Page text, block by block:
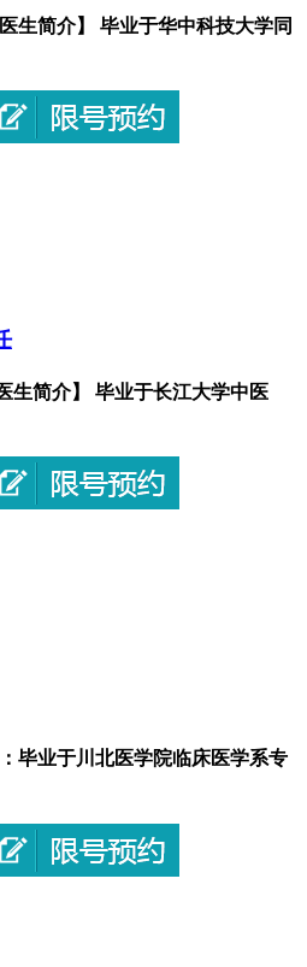
生简介】 毕业于华中科技大学同
生简介】 毕业于长江大学中医
毕业于川北医学院临床医学系专